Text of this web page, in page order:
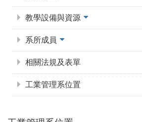
教學設備與資源
系所成員
相關法規及表單
工業管理系位置